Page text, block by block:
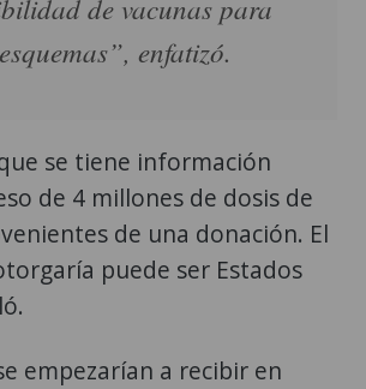
de vacunas para
enfatizó.
se tiene información
de 4 millones de dosis de
de una donación. El
puede ser Estados
empezarían a recibir en